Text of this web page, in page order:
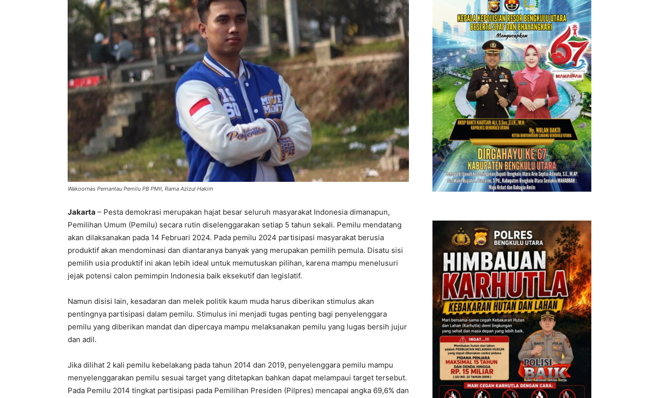
Wakoornas Pemantau Pemilu PB PMII, Rama Azizul Hakim
Jakarta – Pesta demokrasi merupakan hajat besar seluruh masyarakat Indonesia dimanapun,
Pemilihan Umum (Pemilu) secara rutin diselenggarakan setiap 5 tahun sekali. Pemilu mendatang
akan dilaksanakan pada 14 Februari 2024. Pada pemilu 2024 partisipasi masyarakat berusia
produktif akan mendominasi dan diantaranya banyak yang merupakan pemilih pemula. Disatu sisi
pemilih usia produktif ini akan lebih ideal untuk memutuskan pilihan, karena mampu menelusuri
jejak potensi calon pemimpin Indonesia baik eksekutif dan legislatif.
Namun disisi lain, kesadaran dan melek politik kaum muda harus diberikan stimulus akan
pentingnya partisipasi dalam pemilu. Stimulus ini menjadi tugas penting bagi penyelenggara
pemilu yang diberikan mandat dan dipercaya mampu melaksanakan pemilu yang lugas bersih jujur
dan adil.
Jika dilihat 2 kali pemilu kebelakang pada tahun 2014 dan 2019, penyelenggara pemilu mampu
menyelenggarakan pemilu sesuai target yang ditetapkan bahkan dapat melampaui target tersebut.
Pada Pemilu 2014 tingkat partisipasi pada Pemilihan Presiden (Pilpres) mencapai angka 69,6% dan